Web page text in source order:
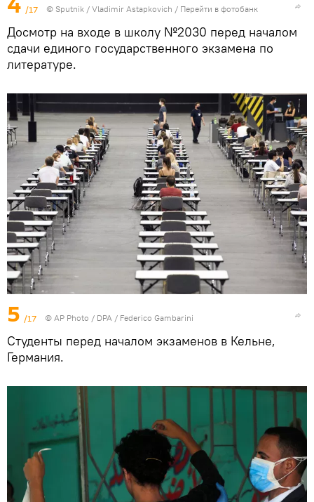
/17 © Sputnik / Vladimir Astapkovich / Перейти в фотобанк
Досмотр на входе в школу №2030 перед началом
сдачи единого государственного экзамена по
литературе.
5 /17 © AP Photo / DPA / Federico Gambarini
Студенты перед началом экзаменов в Кельне,
Германия.